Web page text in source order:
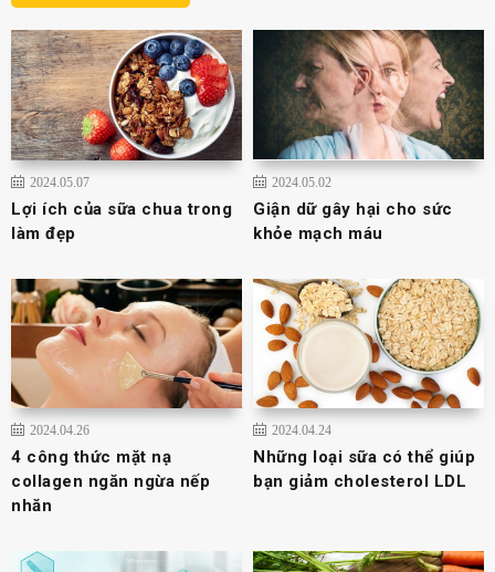
2024.05.07
Lợi ích của sữa chua trong
làm đẹp
2024.05.02
Giận dữ gây hại cho sức
khỏe mạch máu
2024.04.26
4 công thức mặt nạ
collagen ngăn ngừa nếp
nhăn
2024.04.24
Những loại sữa có thể giúp
bạn giảm cholesterol LDL